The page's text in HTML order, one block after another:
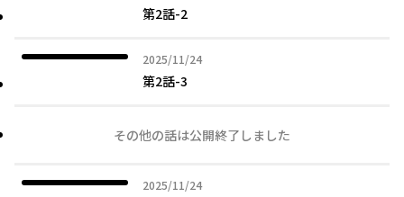
第2話-2
2025/11/24
2025年11月24日
第2話-3
その他の話は公開終了しました
2025/11/24
2025年11月24日